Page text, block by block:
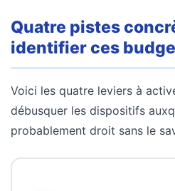
Quatre pistes
identifier ces
Voici les quatre leviers à
débusquer les dispositifs
probablement droit sans le